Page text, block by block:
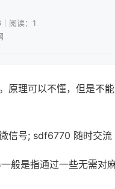
阅读：1
原理可以不懂，但是不
信号; sdf6770 随时交流
般是指通过一些无需对